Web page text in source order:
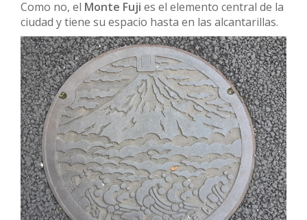
Como no, el Monte Fuji es el elemento central de la
ciudad y tiene su espacio hasta en las alcantarillas.